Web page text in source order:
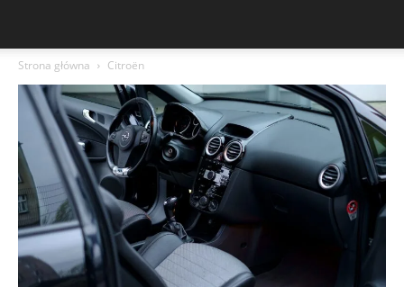
Strona główna Citroën